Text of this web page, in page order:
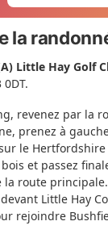
la
Little Hay Golf
revenez par la
prenez à
le Hertfordshire
et passez
route
Little Hay
rejoindre